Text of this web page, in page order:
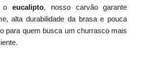
oeucalipto, nosso carvão garante
alta durabilidade da brasa e pouca
para quem busca um churrasco mais